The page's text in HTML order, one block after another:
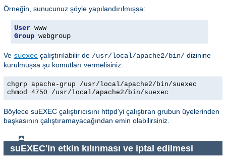
Örneğin, sunucunuz şöyle yapılandırılmışsa:
User
Group webgroup
Ve suexec çalıştırılabilir de /usr/local/apache2/bin/ dizinine
kurulmuşsa şu komutları vermelisiniz:
chgrp apache-grup /usr/local/apache2/bin/suexec
chmod 4750 /usr/local/apache2/bin/suexec
Böylece suEXEC çalıştırıcısını httpd'yi çalıştıran grubun üyelerinden
başkasının çalıştıramayacağından emin olabilirsiniz.
suEXEC'in etkin kılınması ve iptal edilmesi